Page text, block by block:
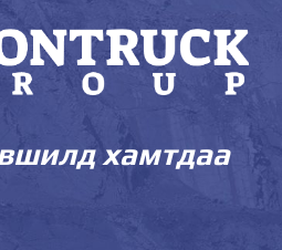
хамтдаа